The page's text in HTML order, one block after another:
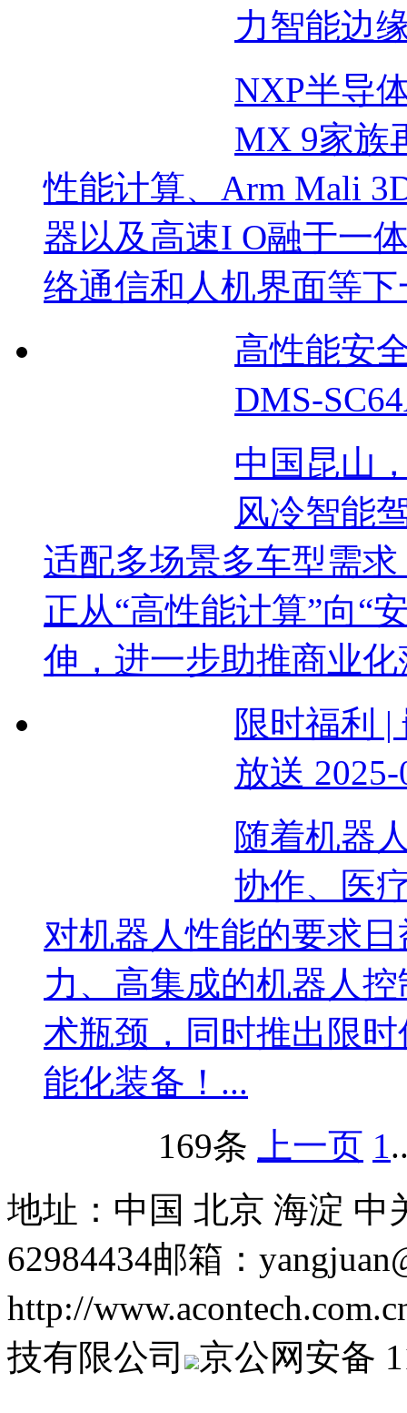
力智能边
NXP半导
MX 9家族
性能计算、Arm Mali
器以及高速I O融于一
络通信和人机界面等
高性能安
DMS-
中国昆山
风冷智能
适配多场景多车型需
正从“高性能计算”向“
伸，进一步助推商业化
限时福利
放送
随着机器
协作、医
对机器人性能的要求
力、高集成的机器人
术瓶颈，同时推出限
能化装备！...
169条
上一页 1
地址：中国 北京 海淀 中
62984434邮箱：
http://
技有限公司
京公网安备